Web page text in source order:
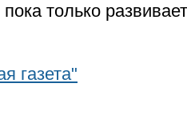
только
газета"